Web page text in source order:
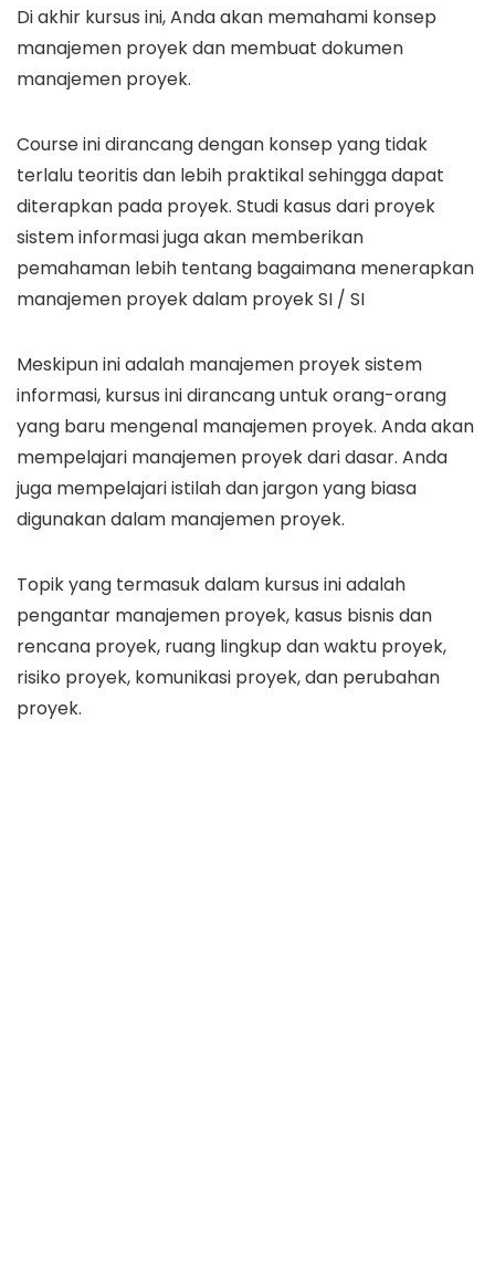
Di akhir kursus ini, Anda akan memahami konsep
manajemen proyek dan membuat dokumen
manajemen proyek.
Course ini dirancang dengan konsep yang tidak
terlalu teoritis dan lebih praktikal sehingga dapat
diterapkan pada proyek. Studi kasus dari proyek
sistem informasi juga akan memberikan
pemahaman lebih tentang bagaimana menerapkan
manajemen proyek dalam proyek SI / SI
Meskipun ini adalah manajemen proyek sistem
informasi, kursus ini dirancang untuk orang-orang
yang baru mengenal manajemen proyek. Anda akan
mempelajari manajemen proyek dari dasar. Anda
juga mempelajari istilah dan jargon yang biasa
digunakan dalam manajemen proyek.
Topik yang termasuk dalam kursus ini adalah
pengantar manajemen proyek, kasus bisnis dan
rencana proyek, ruang lingkup dan waktu proyek,
risiko proyek, komunikasi proyek, dan perubahan
proyek.